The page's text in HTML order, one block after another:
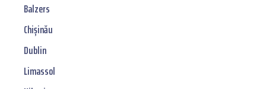
Balzers
Chișinău
Dublin
Limassol